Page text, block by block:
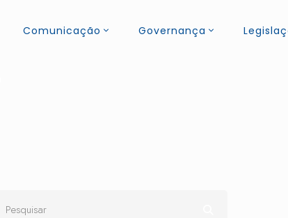
Comunicação Governança